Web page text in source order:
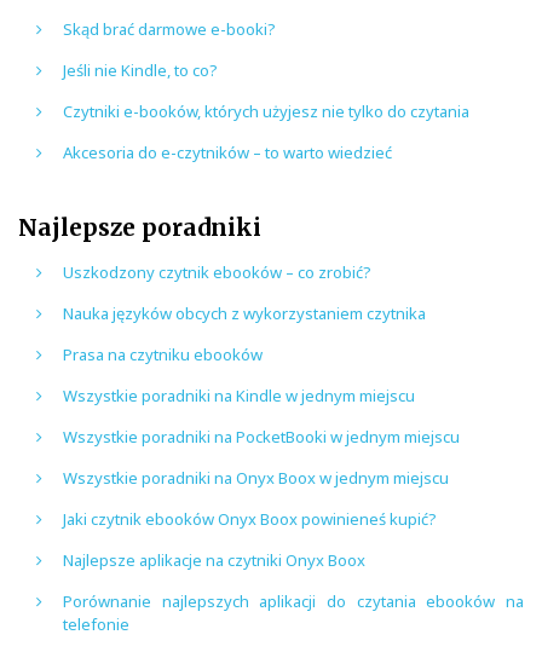
Skąd brać darmowe e-booki?
Jeśli nie Kindle, to co?
Czytniki e-booków, których użyjesz nie tylko do czytania
Akcesoria do e-czytników – to warto wiedzieć
Najlepsze poradniki
Uszkodzony czytnik ebooków – co zrobić?
Nauka języków obcych z wykorzystaniem czytnika
Prasa na czytniku ebooków
Wszystkie poradniki na Kindle w jednym miejscu
Wszystkie poradniki na PocketBooki w jednym miejscu
Wszystkie poradniki na Onyx Boox w jednym miejscu
Jaki czytnik ebooków Onyx Boox powinieneś kupić?
Najlepsze aplikacje na czytniki Onyx Boox
Porównanie najlepszych aplikacji do czytania ebooków na
telefonie